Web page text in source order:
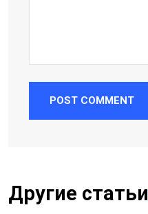
POST COMMENT
Другие статьи